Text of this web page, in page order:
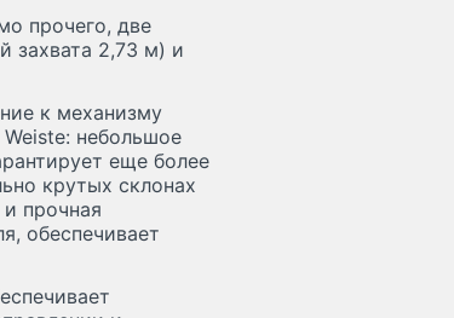
прочего, две
захвата 2,73 м) и
к механизму
небольшое
еще более
крутых склонах
прочная
обеспечивает